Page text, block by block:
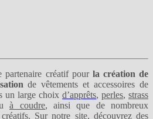
partenaire créatif pourla création de
de vêtements et accessoires de
un large choix d’apprêts, perles, strass
à coudre, ainsi que de nombreux
Sur notre site, découvrez des